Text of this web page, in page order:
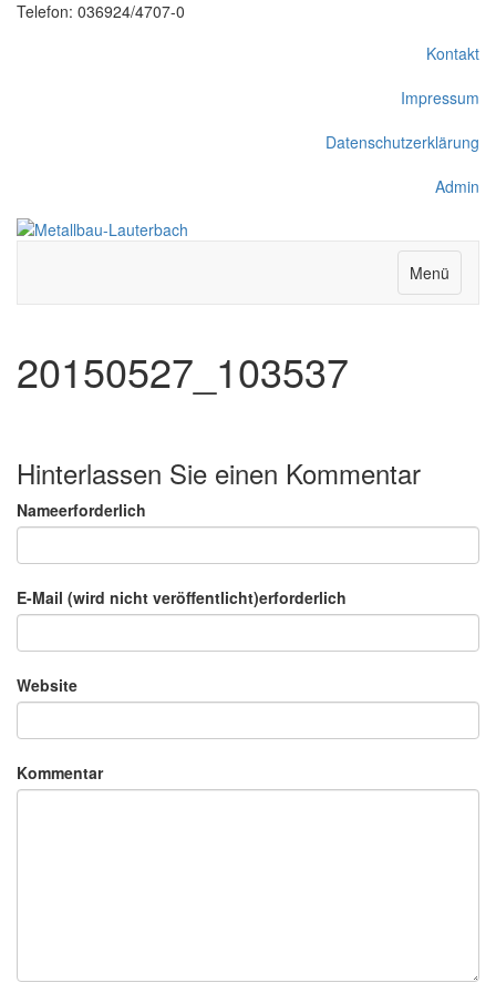
Telefon: 036924/4707-0
Kontakt
Impressum
Datenschutzerklärung
Admin
Menü
20150527_103537
Hinterlassen Sie einen Kommentar
Nameerforderlich
E-Mail (wird nicht veröffentlicht)erforderlich
Website
Kommentar